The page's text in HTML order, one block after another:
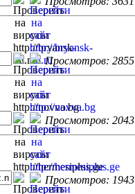
Просмотров: 2855
Просмотров: 2043
Просмотров: 1943